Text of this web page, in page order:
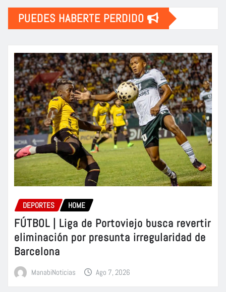
PUEDES HABERTE PERDIDO
DEPORTES HOME
FÚTBOL | Liga de Portoviejo busca revertir
eliminación por presunta irregularidad de
Barcelona
ManabiNoticias Ago 7, 2026